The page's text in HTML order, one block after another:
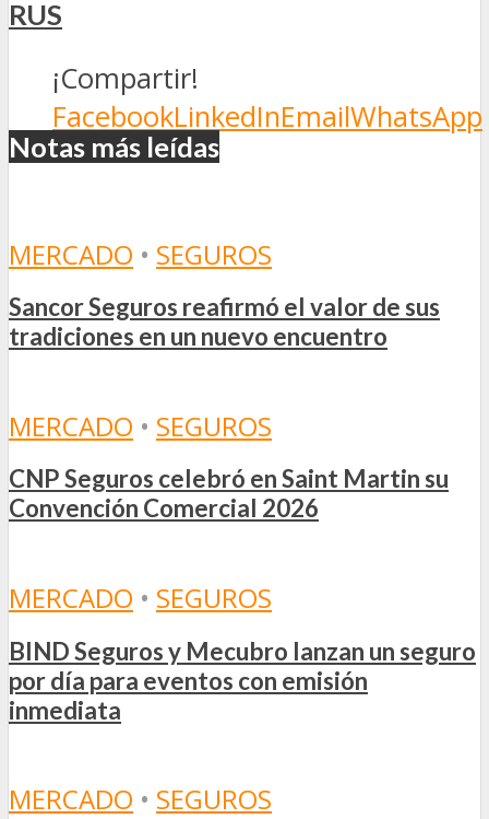
RUS
¡Compartir!
FacebookLinkedInEmailWhatsApp
Notas más leídas
MERCADO • SEGUROS
Sancor Seguros reafirmó el valor de sus
tradiciones en un nuevo encuentro
MERCADO • SEGUROS
CNP Seguros celebró en Saint Martin su
Convención Comercial 2026
MERCADO • SEGUROS
BIND Seguros y Mecubro lanzan un seguro
por día para eventos con emisión
inmediata
MERCADO • SEGUROS